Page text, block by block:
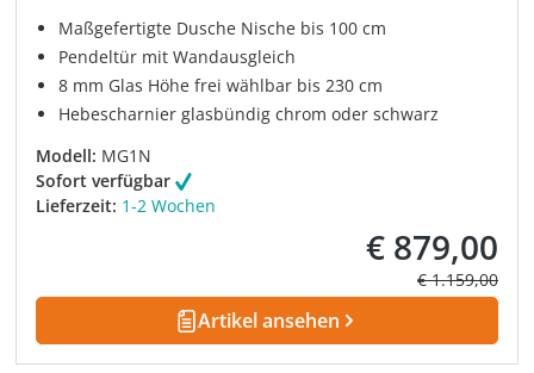
Maßgefertigte Dusche Nische bis 100 cm
Pendeltür mit Wandausgleich
8 mm Glas Höhe frei wählbar bis 230 cm
Hebescharnier glasbündig chrom oder schwarz
Modell: MG1N
Sofort verfügbar
Lieferzeit: 1-2 Wochen
Verkaufspreis:
€ 879,00
Regulärer
€ 1.159,00
Artikel ansehen